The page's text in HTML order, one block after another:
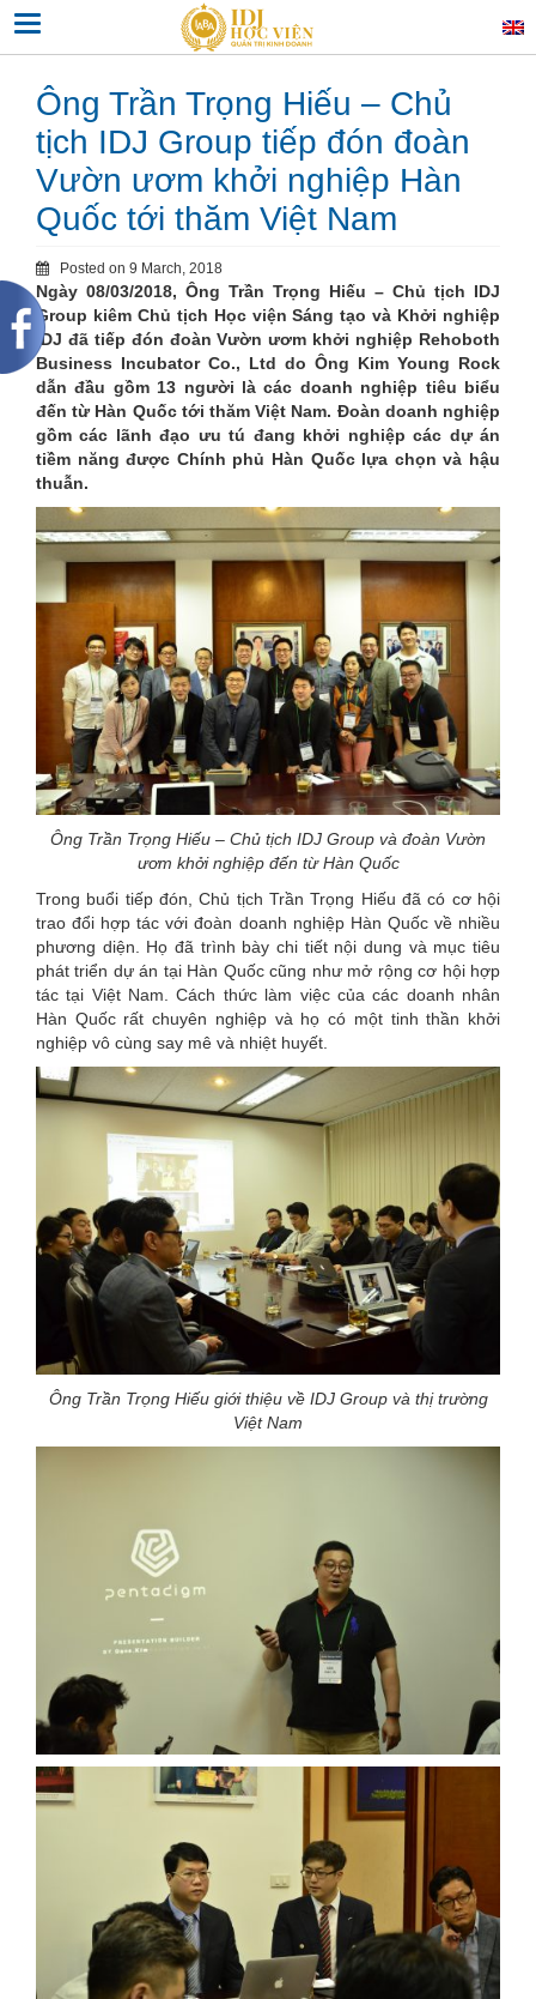
Skip
content
Toggle navigation
Ông Trần Trọng Hiếu – Chủ
tịch IDJ Group tiếp đón đoàn
Vườn ươm khởi nghiệp Hàn
Quốc tới thăm Việt Nam
Posted on 9 March, 2018
Ngày 08/03/2018, Ông Trần Trọng Hiếu – Chủ tịch IDJ
Group kiêm Chủ tịch Học viện Sáng tạo và Khởi nghiệp
IDJ đã tiếp đón đoàn Vườn ươm khởi nghiệp Rehoboth
Business Incubator Co., Ltd do Ông Kim Young Rock
dẫn đầu gồm 13 người là các doanh nghiệp tiêu biểu
đến từ Hàn Quốc tới thăm Việt Nam. Đoàn doanh nghiệp
gồm các lãnh đạo ưu tú đang khởi nghiệp các dự án
tiềm năng được Chính phủ Hàn Quốc lựa chọn và hậu
thuẫn.
Ông Trần Trọng Hiếu – Chủ tịch IDJ Group và đoàn Vườn
ươm khởi nghiệp đến từ Hàn Quốc
Trong buổi tiếp đón, Chủ tịch Trần Trọng Hiếu đã có cơ hội
trao đổi hợp tác với đoàn doanh nghiệp Hàn Quốc về nhiều
phương diện. Họ đã trình bày chi tiết nội dung và mục tiêu
phát triển dự án tại Hàn Quốc cũng như mở rộng cơ hội hợp
tác tại Việt Nam. Cách thức làm việc của các doanh nhân
Hàn Quốc rất chuyên nghiệp và họ có một tinh thần khởi
nghiệp vô cùng say mê và nhiệt huyết.
Ông Trần Trọng Hiếu giới thiệu về IDJ Group và thị trường
Việt Nam